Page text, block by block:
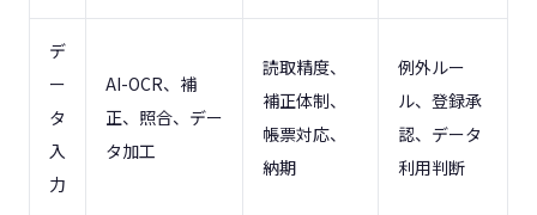
デ
ー
タ
入
力
AI-OCR、補
正、照合、デー
タ加工
読取精度、
補正体制、
帳票対応、
納期
例外ルー
ル、登録承
認、データ
利用判断